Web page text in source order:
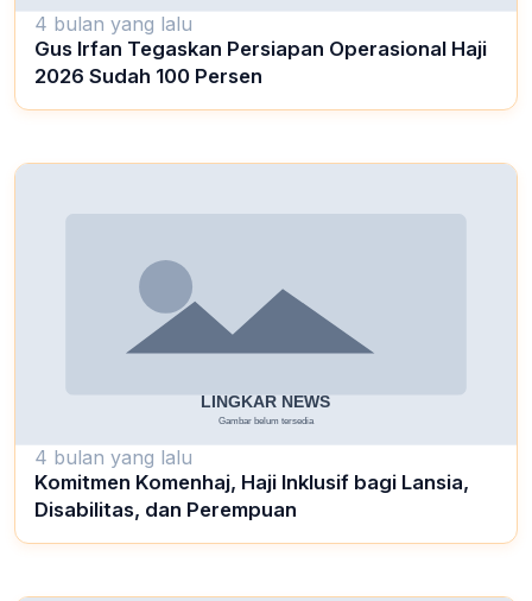
4 bulan yang lalu
Gus Irfan Tegaskan Persiapan Operasional Haji
2026 Sudah 100 Persen
4 bulan yang lalu
Komitmen Komenhaj, Haji Inklusif bagi Lansia,
Disabilitas, dan Perempuan